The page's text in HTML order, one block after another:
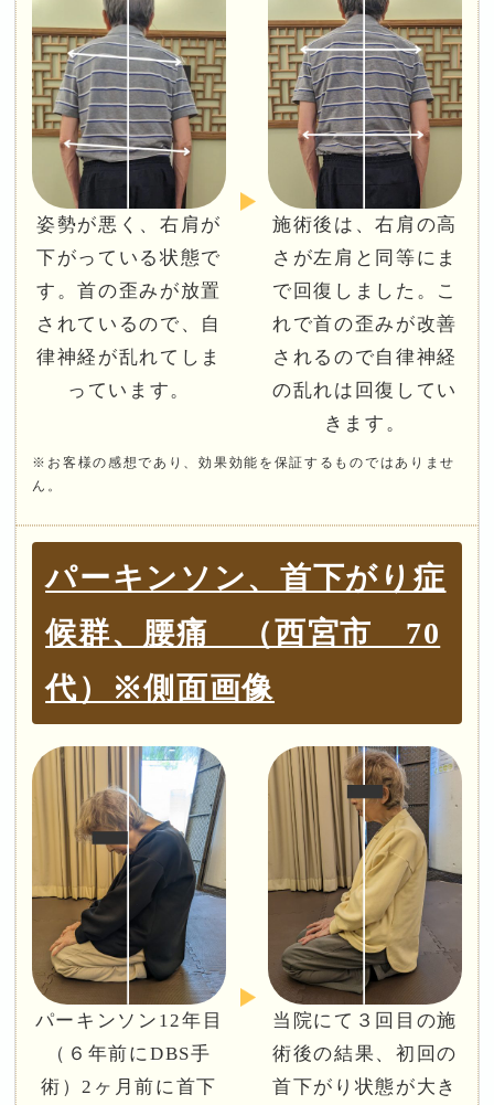
姿勢が悪く、右肩が
下がっている状態で
す。首の歪みが放置
されているので、自
律神経が乱れてしま
っています。
施術後は、右肩の高
さが左肩と同等にま
で回復しました。こ
れで首の歪みが改善
されるので自律神経
の乱れは回復してい
きます。
※お客様の感想であり、効果効能を保証するものではありませ
ん。
パーキンソン、首下がり症
候群、腰痛 （西宮市 70
代）※側面画像
パーキンソン12年目
（６年前にDBS手
術）2ヶ月前に首下
当院にて３回目の施
術後の結果、初回の
首下がり状態が大き